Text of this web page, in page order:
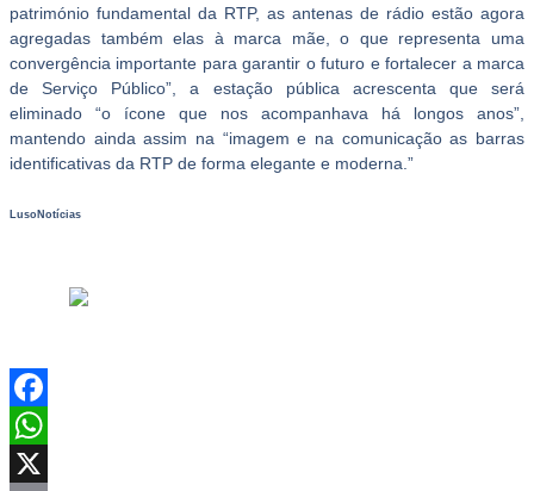
património fundamental da RTP, as antenas de rádio estão agora
agregadas também elas à marca mãe, o que representa uma
convergência importante para garantir o futuro e fortalecer a marca
de Serviço Público”, a estação pública acrescenta que será
eliminado “o ícone que nos acompanhava há longos anos”,
mantendo ainda assim na “imagem e na comunicação as barras
identificativas da RTP de forma elegante e moderna.”
LusoNotícias
Facebook
WhatsApp